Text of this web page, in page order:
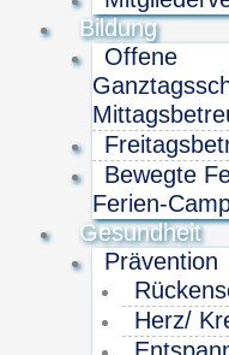
Bildung
Offene
Bewegte
Ferien-
Gesundheit
Prävention
Herz/